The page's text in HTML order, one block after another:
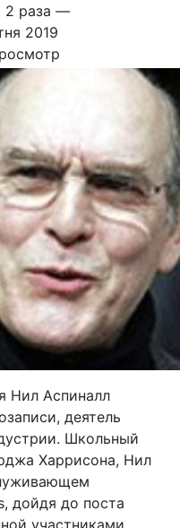
2 раза —
2019
Нил Аспиналл
деятель
Школьный
Харрисона, Нил
дойдя до поста
участниками